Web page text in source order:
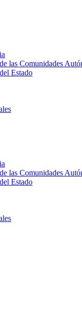
las Comunidades
Estado
las Comunidades
Estado